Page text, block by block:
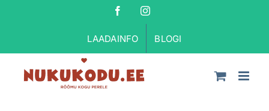
FacebookInstagram
LAADAINFO BLOGI